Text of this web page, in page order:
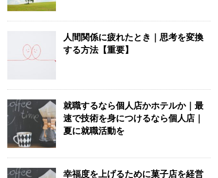
人間関係に疲れたとき｜思考を変換
する方法【重要】
就職するなら個人店かホテルか｜最
速で技術を身につけるなら個人店｜
夏に就職活動を
幸福度を上げるために菓子店を経営